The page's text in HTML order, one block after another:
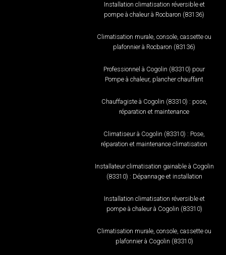
Installation climatisation réversible et
pompe à chaleur à Rocbaron (83136)
Climatisation murale, console, cassette ou
plafonnier à Rocbaron (83136)
Professionnel à Cogolin (83310) pour
Pompe à chaleur, plancher chauffant
Chauffagiste à Cogolin (83310) : pose,
réparation et maintenance
Climatiseur à Cogolin (83310) : Pose,
réparation et maintenance climatisation
Installateur climatisation gainable à Cogolin
(83310) : Dépannage et installation
Installation climatisation réversible et
pompe à chaleur à Cogolin (83310)
Climatisation murale, console, cassette ou
plafonnier à Cogolin (83310)